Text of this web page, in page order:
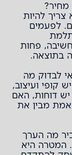
להיות
לפעמים
פחות
בתוצאה.
לבדוק מה
קופי ועיצוב,
דוחות, האם
מבין את
מה הערך
המטרה היא